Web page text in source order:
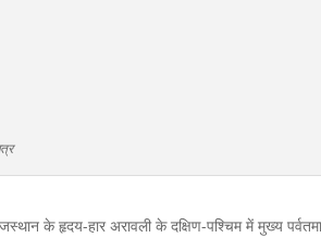
के हृदय-हार अरावली के दक्षिण-पश्चिम में मुख्य